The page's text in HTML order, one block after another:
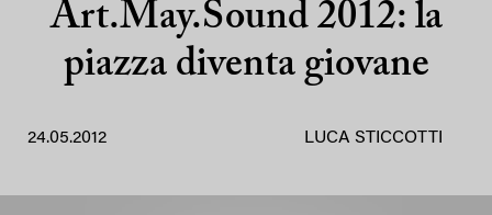
Art.May.Sound 2012: la
piazza diventa giovane
24.05.2012 LUCA STICCOTTI